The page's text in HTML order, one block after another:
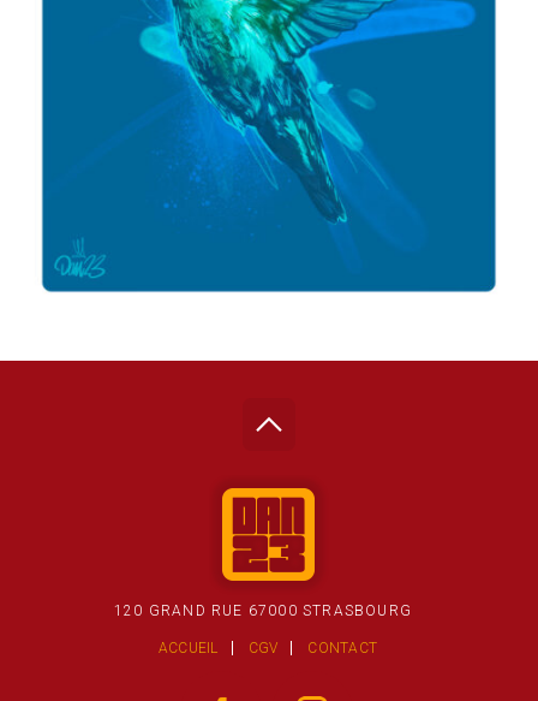
120 GRAND RUE 67000 STRASBOURG
ACCUEIL CGV CONTACT